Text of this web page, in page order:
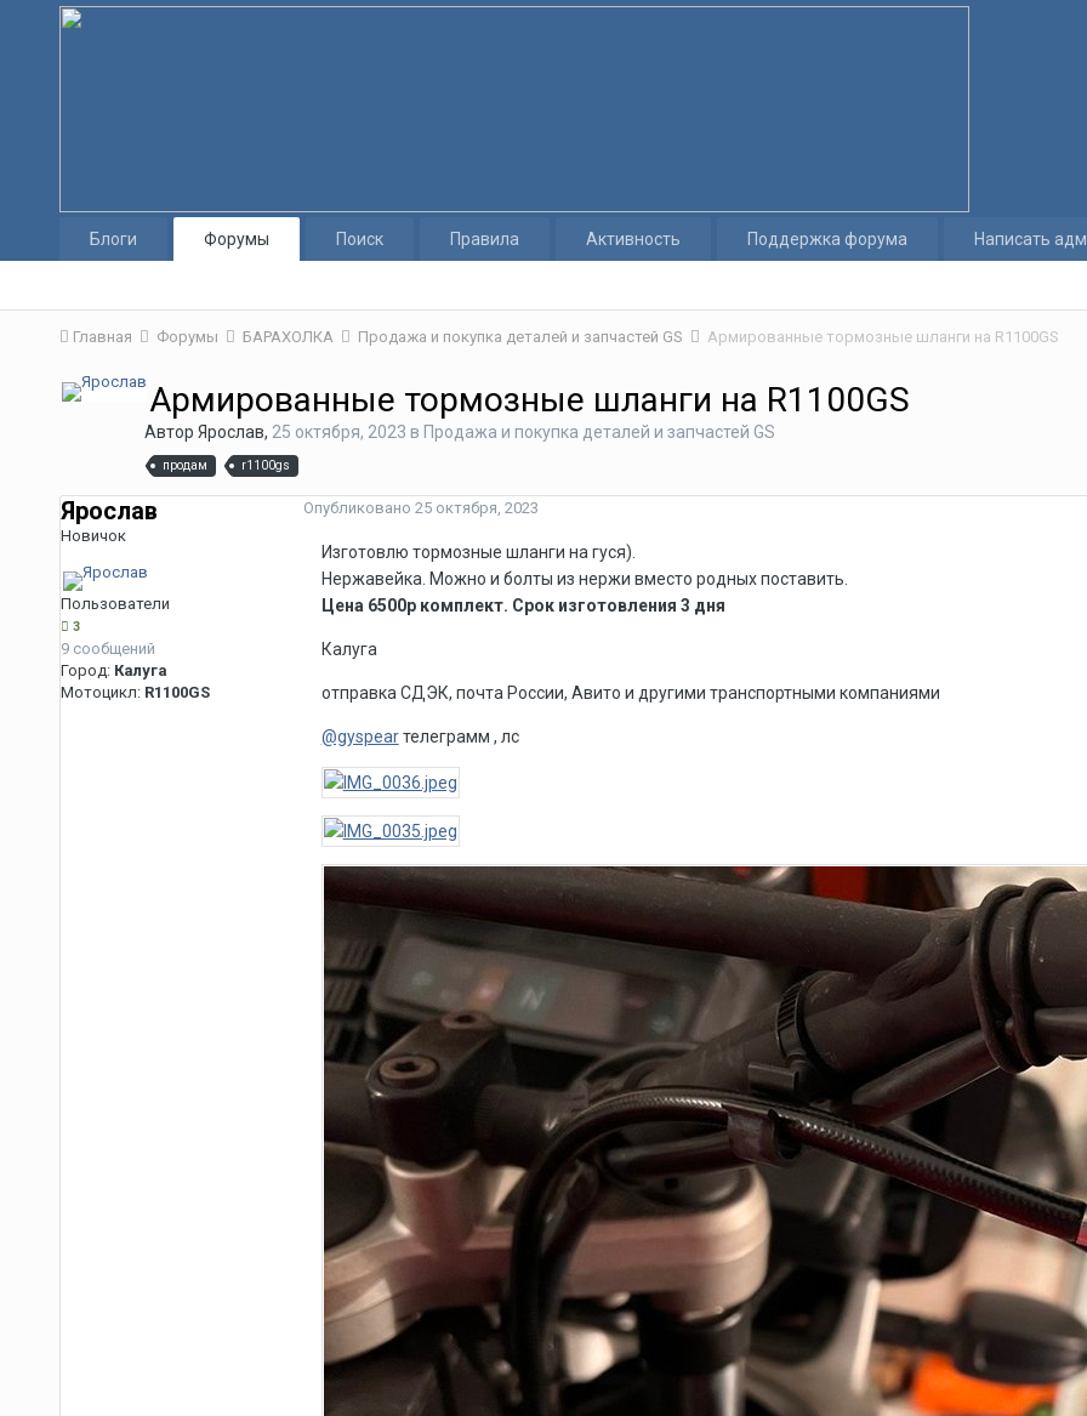
Блоги Форумы Поиск Правила Активность Поддержка форума Написать
Главная Форумы БАРАХОЛКА Продажа и покупка деталей и запчастей GS Армированные тормозные шланги на R1100GS
Армированные тормозные шланги на R1100GS
Автор Ярослав, 25 октября, 2023 в Продажа и покупка деталей и запчастей GS
продам r1100gs
Ярослав
Новичок
Пользователи
3
9 сообщений
Город: Калуга
Мотоцикл: R1100GS
Опубликовано 25 октября, 2023
Изготовлю тормозные шланги на гуся).
Нержавейка. Можно и болты из нержи вместо родных поставить.
Цена 6500р комплект. Срок изготовления 3 дня
Калуга
отправка СДЭК, почта России, Авито и другими транспортными компаниями
@gyspearтелеграмм , лс